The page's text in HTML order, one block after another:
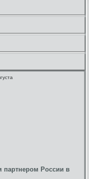
партнером России в